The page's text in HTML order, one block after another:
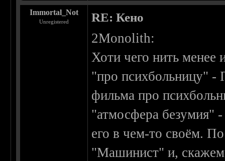
Immortal_Not
Unregistered RE: Кено
2Monolith:
Хоти чего нить менее
"про психбольницу" -
фильма про
"атмосфера безумия"
его в чем-то своём.
"Машинист" и,